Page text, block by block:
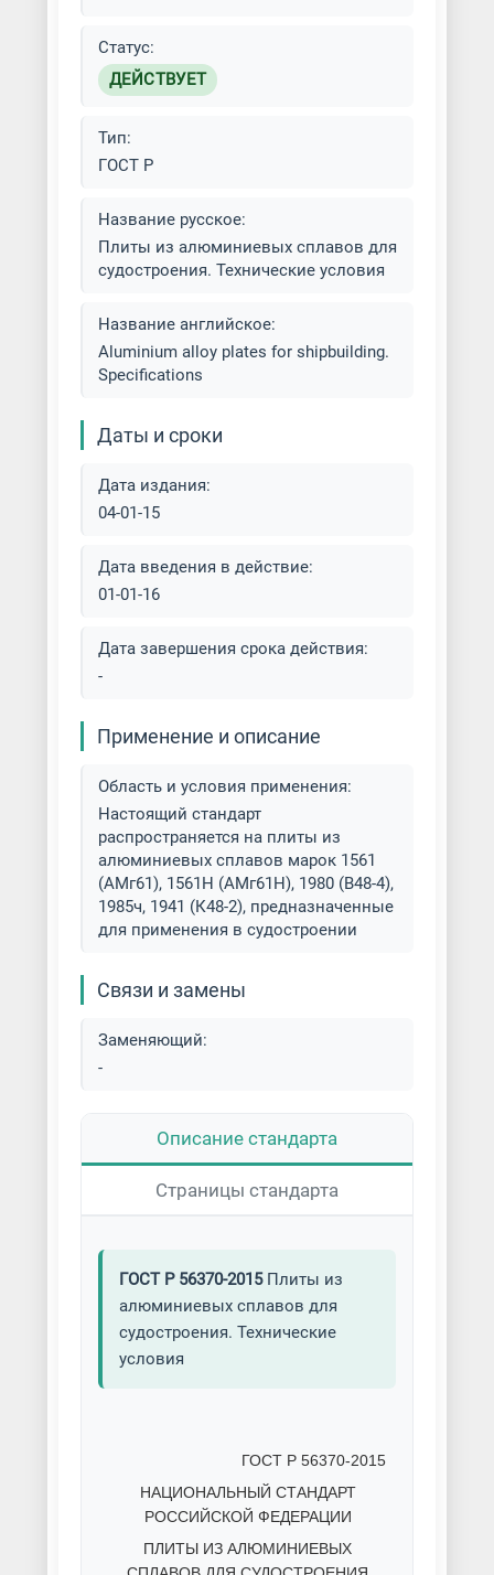
Статус:
ДЕЙСТВУЕТ
Тип:
ГОСТ Р
Название русское:
Плиты из алюминиевых сплавов для
судостроения. Технические условия
Название английское:
Aluminium alloy plates for shipbuilding.
Specifications
Даты и сроки
Дата издания:
04-01-15
Дата введения в действие:
01-01-16
Дата завершения срока действия:
-
Применение и описание
Область и условия применения:
Настоящий стандарт
распространяется на плиты из
алюминиевых сплавов марок 1561
(АМг61), 1561Н (АМг61Н), 1980 (В48-4),
1985ч, 1941 (К48-2), предназначенные
для применения в судостроении
Связи и замены
Заменяющий:
-
Описание стандарта
Страницы стандарта
ГОСТ Р 56370-2015Плиты из
алюминиевых сплавов для
судостроения. Технические
условия